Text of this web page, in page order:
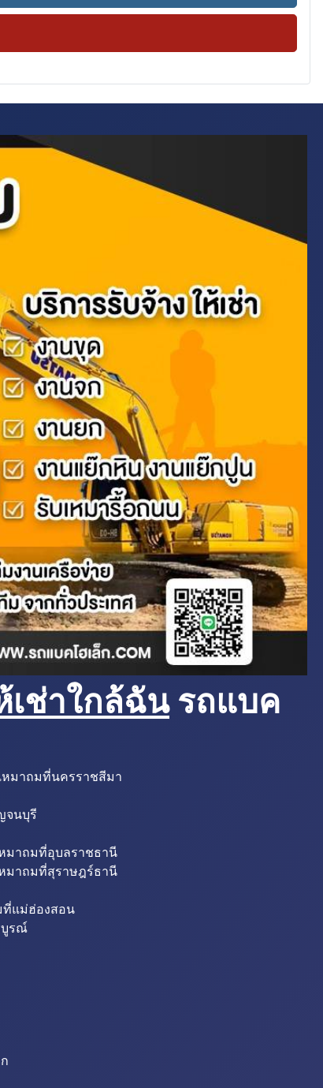
เช่าใกล้ฉันรถแบค
หมาถมที่นครราชสีมา
จนบุรี
มาถมที่อุบลราชธานี
มาถมที่สุราษฎร์ธานี
ที่แม่ฮ่องสอน
บูรณ์